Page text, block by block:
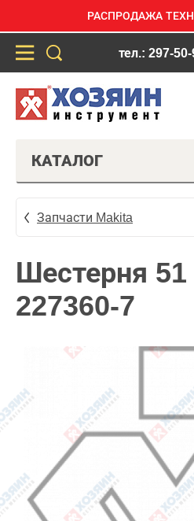
РАСПРОДАЖА
тел.: 297-50-
КАТАЛОГ
Запчасти Makita
Шестерня
227360-7